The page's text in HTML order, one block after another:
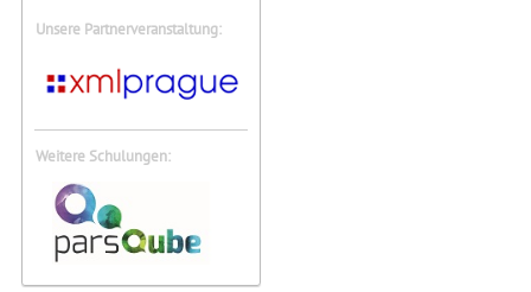
Unsere Partnerveranstaltung:
Weitere Schulungen: